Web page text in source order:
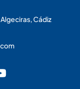
Cádiz